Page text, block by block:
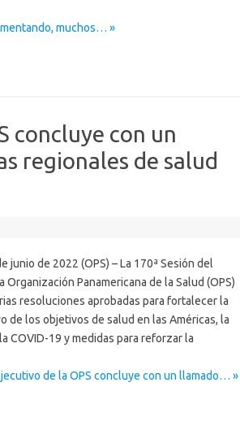
muchos… »
concluye con un
regionales de salud
junio de 2022 (OPS) – La 170ª Sesión del
Organización Panamericana de la Salud (OPS)
resoluciones aprobadas para fortalecer la
de los objetivos de salud en las Américas, la
COVID-19 y medidas para reforzar la
de la OPS concluye con un llamado… »